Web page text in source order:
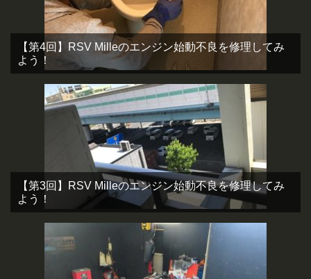
【第4回】RSV Milleのエンジン始動不良を修理してみ
よう！
【第3回】RSV Milleのエンジン始動不良を修理してみ
よう！